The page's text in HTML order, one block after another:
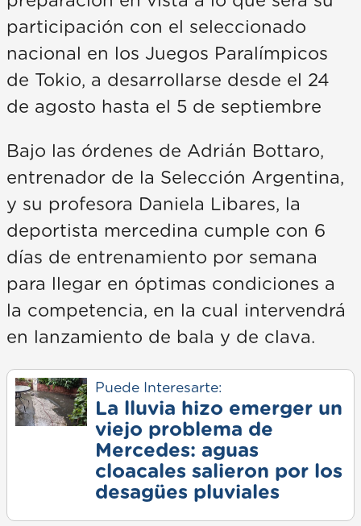
participación con el seleccionado
nacional en los Juegos Paralímpicos
de Tokio, a desarrollarse desde el 24
de agosto hasta el 5 de septiembre
Bajo las órdenes de Adrián Bottaro,
entrenador de la Selección Argentina,
y su profesora Daniela Libares, la
deportista mercedina cumple con 6
días de entrenamiento por semana
para llegar en óptimas condiciones a
la competencia, en la cual intervendrá
en lanzamiento de bala y de clava.
Puede Interesarte:
La lluvia hizo emerger un
viejo problema de
Mercedes: aguas
cloacales salieron por los
desagües pluviales